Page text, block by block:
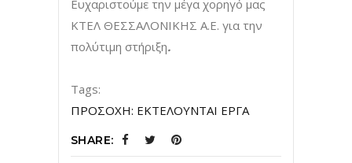
Ευχαριστούμε την μέγα χορηγό μας
ΚΤΕΛ ΘΕΣΣΑΛΟΝΙΚΗΣ Α.Ε. για την
πολύτιμη στήριξη.
Tags:
ΠΡΟΣΟΧΗ: ΕΚΤΕΛΟΥΝΤΑΙ ΕΡΓΑ
SHARE: